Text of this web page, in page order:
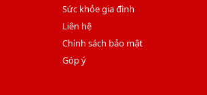
Sức khỏe gia đình
Liên hệ
Chính sách bảo mật
Góp ý